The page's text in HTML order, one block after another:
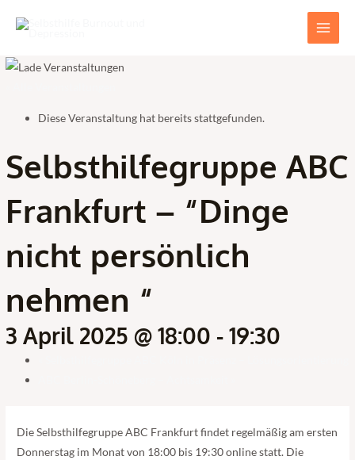
Inhalt
Main
Diese Veranstaltung hat bereits stattgefunden.
Selbsthilfegruppe ABC
Frankfurt – “Dinge
nicht persönlich
nehmen “
3 April 2025 @ 18:00 -19:30
Die Selbsthilfegruppe ABC Frankfurt findet regelmäßig am ersten
Donnerstag im Monat von 18:00 bis 19:30 online statt. Die